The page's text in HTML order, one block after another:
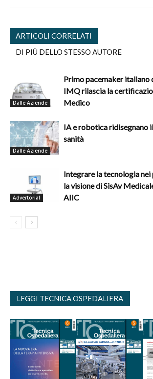
ARTICOLI CORRELATI
DI PIÙ DELLO STESSO AUTORE
Dalle Aziende
Primo pacemaker
IMQ rilascia la
Medico
Dalle Aziende
IA e robotica ridisegnano
sanità
Advertorial
Integrare la tecnologia
la visione di SisAv
AIIC
LEGGI TECNICA OSPEDALIERA